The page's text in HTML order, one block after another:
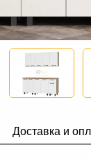
Доставка и